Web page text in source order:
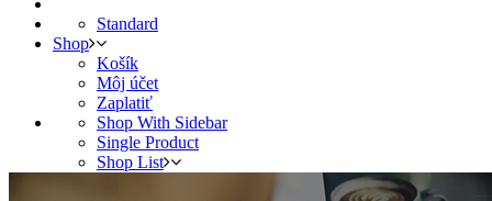
Standard
Shop
Košík
Môj účet
Zaplatiť
Shop With Sidebar
Single Product
Shop List